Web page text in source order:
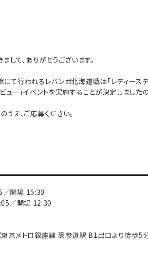
して、ありがとうございます。
て行われるレバンガ北海道戦は「レディースデ
ュー」イベントを実施することが決定しました
え、ご応募ください。
／開場 15:30
開場 12:30
メトロ銀座線 表参道駅 B1出口より徒歩5